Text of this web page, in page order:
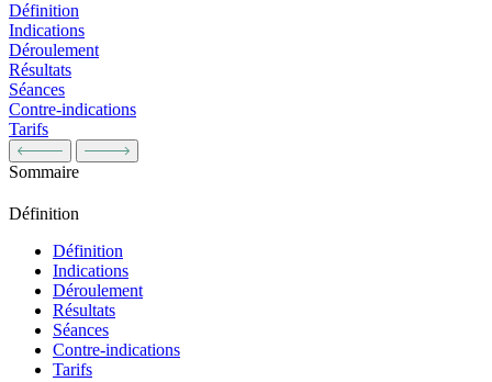
Définition
Indications
Déroulement
Résultats
Séances
Contre-indications
Tarifs
Sommaire
Définition
Définition
Indications
Déroulement
Résultats
Séances
Contre-indications
Tarifs